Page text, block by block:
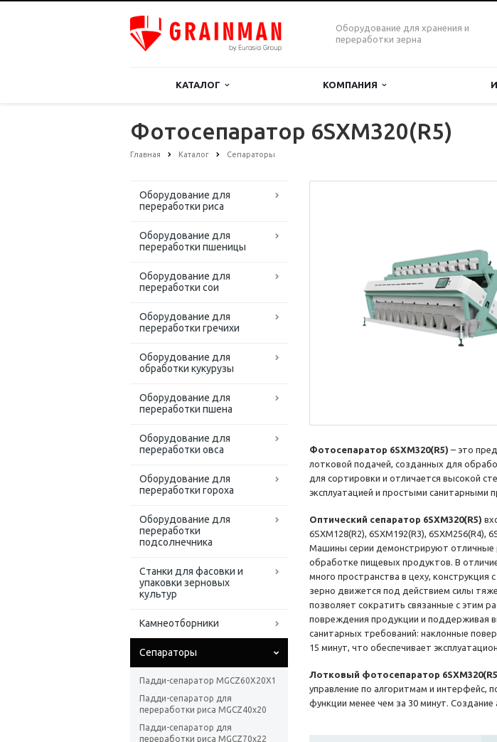
Оборудование для хранения и
переработки зерна
КАТАЛОГ КОМПАНИЯ
Фотосепаратор 6SXM320(R5)
Главная Каталог Сепараторы
Оборудование для
переработки риса
Оборудование для
переработки пшеницы
Оборудование для
переработки сои
Оборудование для
переработки гречихи
Оборудование для
обработки кукурузы
Оборудование для
переработки пшена
Оборудование для
переработки овса
Оборудование для
переработки гороха
Оборудование для
переработки
подсолнечника
Станки для фасовки и
упаковки зерновых
культур
Камнеотборники
Сепараторы
Падди-сепаратор MGCZ60X20X1
Падди-сепаратор для
переработки риса MGCZ40x20
Падди-сепаратор для
переработки риса MGCZ70x22
Фотосепаратор 6SXM320(R5) – это
лотковой подачей, созданных для
для сортировки и отличается высокой
эксплуатацией и простыми санитарными
Оптический сепаратор 6SXM320(R5)
6SXM128(R2), 6SXM192(R3), 6SXM256(R4),
Машины серии демонстрируют отличные
обработке пищевых продуктов. В
много пространства в цеху, конструкция
зерно движется под действием силы
позволяет сократить связанные с этим
повреждения продукции и поддерживая
санитарных требований: наклонные
15 минут, что обеспечивает
Лотковый фотосепаратор
управление по алгоритмам и интерфейс,
функции менее чем за 30 минут.